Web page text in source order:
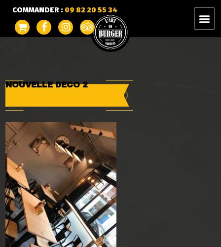
COMMANDER : 09 82 20 55 34
NOUVELLE DECO 2